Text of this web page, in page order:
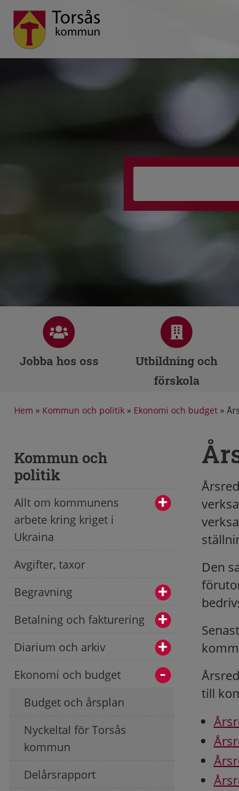
Jobba hos oss
Utbildning och
förskola
Hem » Kommun och politik » Ekonomi och budget »
Kommun och
politik
Allt om kommunens
arbete kring kriget i
Ukraina
Avgifter, taxor
Begravning
Betalning och fakturering
Diarium och arkiv
Ekonomi och budget
Budget och årsplan
Nyckeltal för Torsås
kommun
Delårsrapport
Den
till